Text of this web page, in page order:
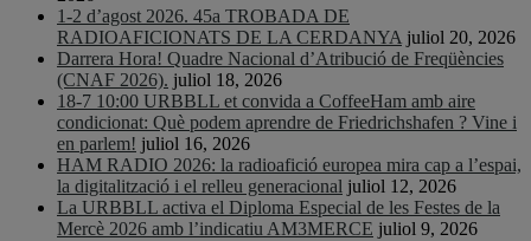
1-2 d’agost 2026. 45a TROBADA DE
RADIOAFICIONATS DE LA CERDANYA juliol 20, 2026
Darrera Hora! Quadre Nacional d’Atribució de Freqüències
(CNAF 2026). juliol 18, 2026
18-7 10:00 URBBLL et convida a CoffeeHam amb aire
condicionat: Què podem aprendre de Friedrichshafen ? Vine i
en parlem! juliol 16, 2026
HAM RADIO 2026: la radioafició europea mira cap a l’espai,
la digitalització i el relleu generacional juliol 12, 2026
La URBBLL activa el Diploma Especial de les Festes de la
Mercè 2026 amb l’indicatiu AM3MERCE juliol 9, 2026